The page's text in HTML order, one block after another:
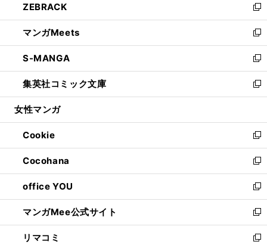
く
で
開
く
ド
ウ
で
開
く
ィ
ン
ド
ウ
で
開
く
い
ウ
ィ
ン
ド
ウ
で
開
ZEBRACK
新
し
い
ウ
ィ
ン
ド
ウ
開
く
マンガMeets
新
し
い
ウ
ィ
ン
ウ
で
開
く
S-MANGA
新
し
い
ウ
ン
ド
ウ
で
開
く
集英社コミック文庫
新
し
ウ
ィ
ン
ド
ウ
で
開
く
女性マンガ
Cookie
新
し
い
ウ
ィ
ン
ド
ウ
で
Cocohana
新
し
い
ウ
ィ
ン
ド
office YOU
新
し
い
ウ
ィ
マンガMee公式サイト
新
し
い
リマコミ
新